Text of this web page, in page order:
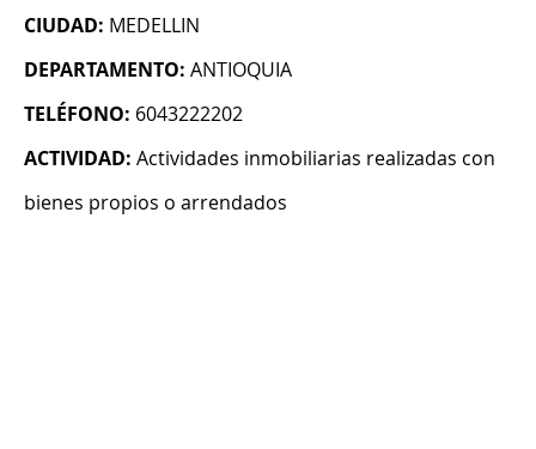
CIUDAD: MEDELLIN
DEPARTAMENTO: ANTIOQUIA
TELÉFONO: 6043222202
ACTIVIDAD: Actividades inmobiliarias realizadas con
bienes propios o arrendados